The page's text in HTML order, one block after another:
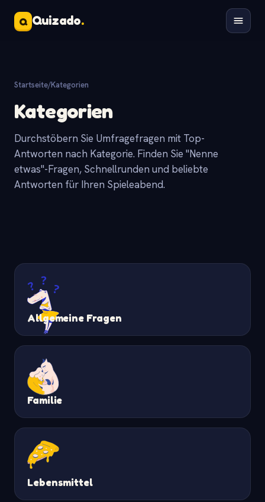
Q Quizado.
Startseite/Kategorien
Kategorien
Durchstöbern Sie Umfragefragen mit Top-
Antworten nach Kategorie. Finden Sie "Nenne
etwas"-Fragen, Schnellrunden und beliebte
Antworten für Ihren Spieleabend.
Allgemeine Fragen
Familie
Lebensmittel